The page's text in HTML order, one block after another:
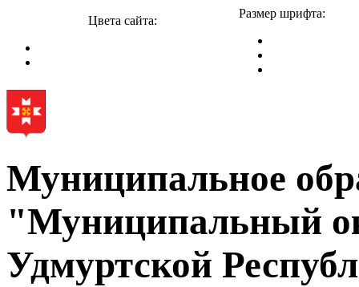
Цвета сайта:
Размер шрифта:
Муниципальное
"Муниципальный
Удмуртской